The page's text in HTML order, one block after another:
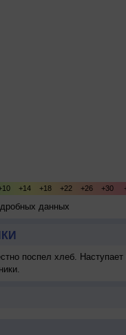
данных
поспел хлеб. Наступает